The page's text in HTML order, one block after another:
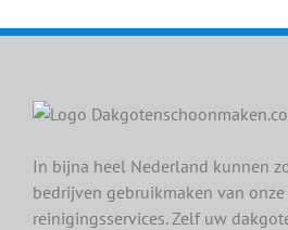
In bijna heel Nederland kunnen
bedrijven gebruikmaken van
reinigingsservices. Zelf uw